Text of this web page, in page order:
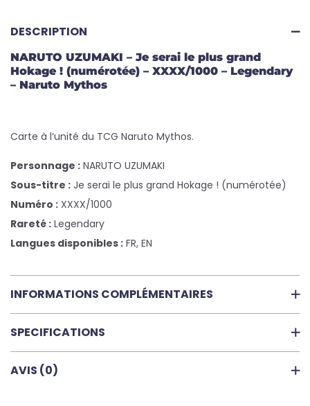
DESCRIPTION
NARUTO UZUMAKI – Je serai le plus grand
Hokage ! (numérotée) – XXXX/1000 – Legendary
– Naruto Mythos
Carte à l’unité du TCG Naruto Mythos.
Personnage : NARUTO UZUMAKI
Sous-titre : Je serai le plus grand Hokage ! (numérotée)
Numéro : XXXX/1000
Rareté : Legendary
Langues disponibles : FR, EN
INFORMATIONS COMPLÉMENTAIRES
SPECIFICATIONS
AVIS (0)